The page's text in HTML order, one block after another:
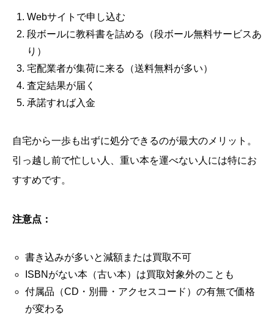
Webサイトで申し込む
段ボールに教科書を詰める（段ボール無料サービスあ
り）
宅配業者が集荷に来る（送料無料が多い）
査定結果が届く
承諾すれば入金
自宅から一歩も出ずに処分できるのが最大のメリット。
引っ越し前で忙しい人、重い本を運べない人には特にお
すすめです。
注意点：
書き込みが多いと減額または買取不可
ISBNがない本（古い本）は買取対象外のことも
付属品（CD・別冊・アクセスコード）の有無で価格
が変わる